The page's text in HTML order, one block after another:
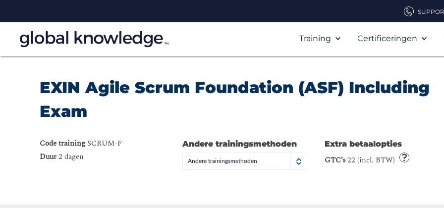
Training Certificeringen
EXIN Agile Scrum Foundation (ASF) Including
Exam
Code training SCRUM-F
Duur2 dagen
Andere trainingsmethoden
Andere trainingsmethoden
Extra betaalopties
GTC’s22 (incl. BTW)